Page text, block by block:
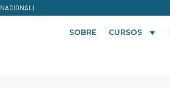
SOBRE CURSOS